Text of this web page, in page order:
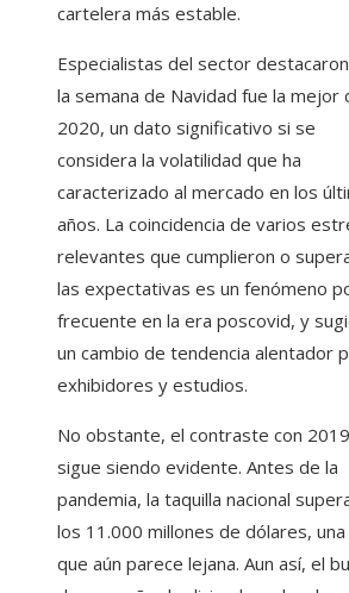
cartelera más estable.
Especialistas del sector
la semana de Navidad fue la mejor
2020, un dato significativo si se
considera la volatilidad que ha
caracterizado al mercado en los
años. La coincidencia de varios
relevantes que cumplieron o
las expectativas es un fenómeno
frecuente en la era poscovid, y
un cambio de tendencia alentador
exhibidores y estudios.
No obstante, el contraste con 2019
sigue siendo evidente. Antes de la
pandemia, la taquilla nacional
los 11.000 millones de dólares, una
que aún parece lejana. Aun así, el